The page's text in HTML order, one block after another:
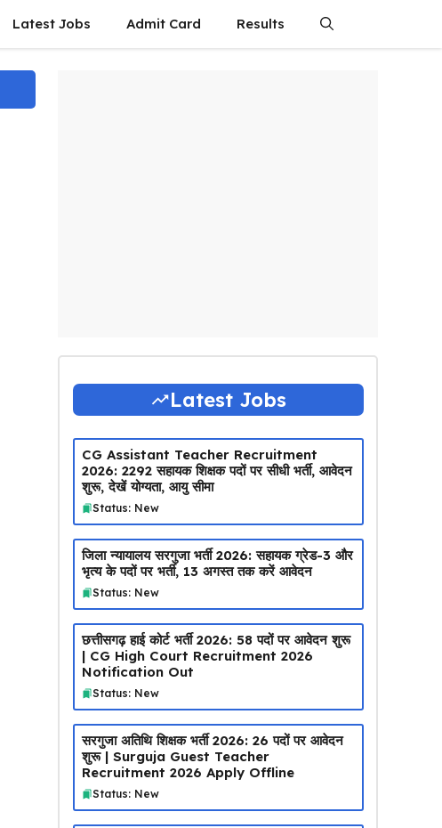
Latest Jobs Admit Card Results
Latest Jobs
CG Assistant Teacher Recruitment
2026: 2292 सहायक शिक्षक पदों पर सीधी भर्ती, आवेदन
शुरू, देखें योग्यता, आयु सीमा
Status: New
जिला न्यायालय सरगुजा भर्ती 2026: सहायक ग्रेड-3 और
भृत्य के पदों पर भर्ती, 13 अगस्त तक करें आवेदन
Status: New
छत्तीसगढ़ हाई कोर्ट भर्ती 2026: 58 पदों पर आवेदन शुरू
| CG High Court Recruitment 2026
Notification Out
Status: New
सरगुजा अतिथि शिक्षक भर्ती 2026: 26 पदों पर आवेदन
शुरू | Surguja Guest Teacher
Recruitment 2026 Apply Offline
Status: New